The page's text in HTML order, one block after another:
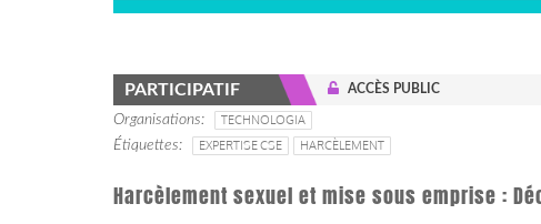
PARTICIPATIF ACCÈS PUBLIC
Organisations
TECHNOLOGIA
Étiquettes
EXPERTISE CSE HARCÈLEMENT
Harcèlement sexuel et mise sous emprise :